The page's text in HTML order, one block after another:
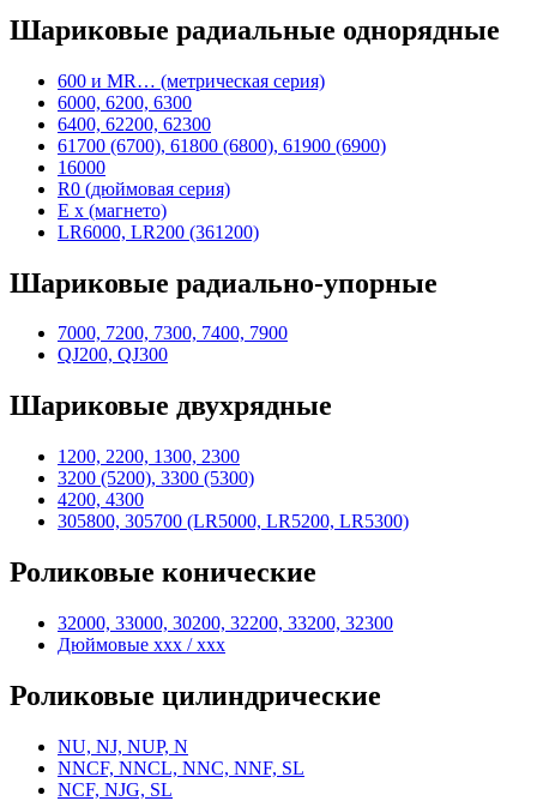
Шариковые радиальные однорядные
600 и MR… (метрическая серия)
6000, 6200, 6300
6400, 62200, 62300
61700 (6700), 61800 (6800), 61900 (6900)
16000
R0 (дюймовая серия)
E x (магнето)
LR6000, LR200 (361200)
Шариковые радиально-упорные
7000, 7200, 7300, 7400, 7900
QJ200, QJ300
Шариковые двухрядные
1200, 2200, 1300, 2300
3200 (5200), 3300 (5300)
4200, 4300
305800, 305700 (LR5000, LR5200, LR5300)
Роликовые конические
32000, 33000, 30200, 32200, 33200, 32300
Дюймовые xxx / xxx
Роликовые цилиндрические
NU, NJ, NUP, N
NNCF, NNCL, NNC, NNF, SL
NCF, NJG, SL